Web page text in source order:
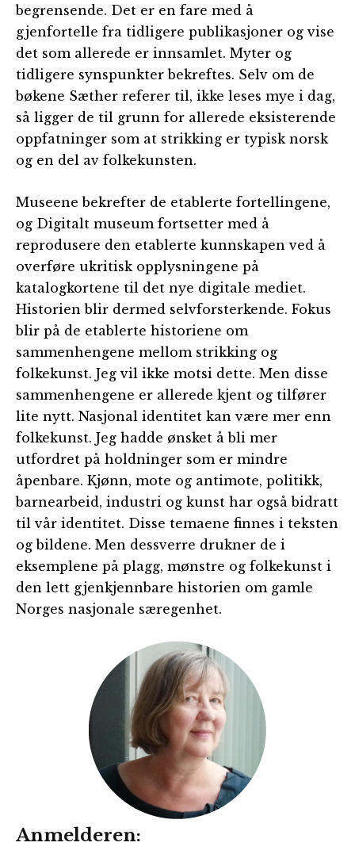
begrensende. Det er en fare med å
gjenfortelle fra tidligere publikasjoner og vise
det som allerede er innsamlet. Myter og
tidligere synspunkter bekreftes. Selv om de
bøkene Sæther referer til, ikke leses mye i dag,
så ligger de til grunn for allerede eksisterende
oppfatninger som at strikking er typisk norsk
og en del av folkekunsten.
Museene bekrefter de etablerte fortellingene,
og Digitalt museum fortsetter med å
reprodusere den etablerte kunnskapen ved å
overføre ukritisk opplysningene på
katalogkortene til det nye digitale mediet.
Historien blir dermed selvforsterkende. Fokus
blir på de etablerte historiene om
sammenhengene mellom strikking og
folkekunst. Jeg vil ikke motsi dette. Men disse
sammenhengene er allerede kjent og tilfører
lite nytt. Nasjonal identitet kan være mer enn
folkekunst. Jeg hadde ønsket å bli mer
utfordret på holdninger som er mindre
åpenbare. Kjønn, mote og antimote, politikk,
barnearbeid, industri og kunst har også bidratt
til vår identitet. Disse temaene finnes i teksten
og bildene. Men dessverre drukner de i
eksemplene på plagg, mønstre og folkekunst i
den lett gjenkjennbare historien om gamle
Norges nasjonale særegenhet.
Anmelderen: